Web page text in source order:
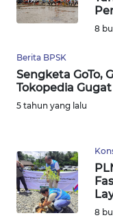
8
Berita BPSK
Sengketa GoTo,
Tokopedia Gugat
5 tahun yang lalu
8
MALUKU
MALUT
WN
DAIRI
DANAU
TOBA
WN